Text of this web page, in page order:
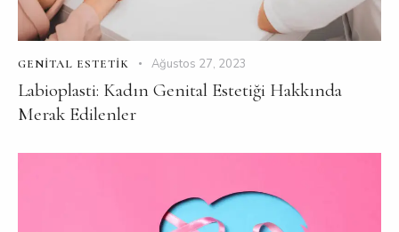
GENITAL ESTETIK Ağustos 27, 2023
Labioplasti: Kadın Genital Estetiği Hakkında
Merak Edilenler